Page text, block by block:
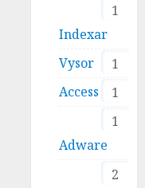
1
Indexar
1
Vysor
1
Access
1
Adware
2